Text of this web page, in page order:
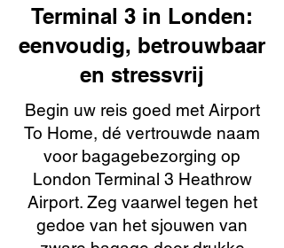
Terminal 3 in Londen:
eenvoudig, betrouwbaar
en stressvrij
Begin uw reis goed met Airport
To Home, dé vertrouwde naam
voor bagagebezorging op
London Terminal 3 Heathrow
Airport. Zeg vaarwel tegen het
gedoe van het sjouwen van